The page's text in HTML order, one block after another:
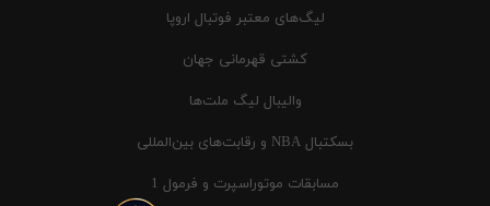
لیگ‌های معتبر فوتبال اروپا
کشتی قهرمانی جهان
والیبال لیگ ملت‌ها
بسکتبال NBA و رقابت‌های بین‌المللی
مسابقات موتوراسپرت و فرمول 1